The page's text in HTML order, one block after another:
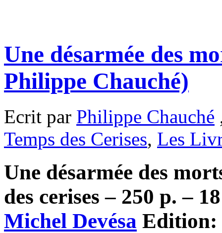
Une désarmée des
Philippe Chauché)
Ecrit par Philippe Chauché
Temps des Cerises, Les
Une désarmée des
des cerises – 250 p. –
Michel Devésa Edition: